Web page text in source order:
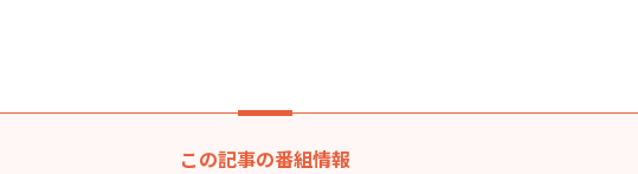
この記事の番組情報